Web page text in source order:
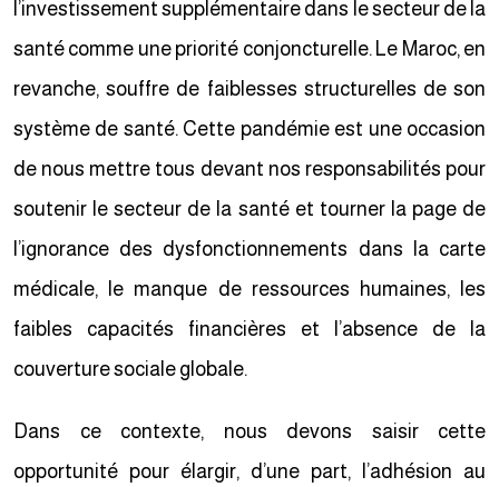
l’investissement supplémentaire dans le secteur de la
santé comme une priorité conjoncturelle. Le Maroc, en
revanche, souffre de faiblesses structurelles de son
système de santé. Cette pandémie est une occasion
de nous mettre tous devant nos responsabilités pour
soutenir le secteur de la santé et tourner la page de
l’ignorance des dysfonctionnements dans la carte
médicale, le manque de ressources humaines, les
faibles capacités financières et l’absence de la
couverture sociale globale.
Dans ce contexte, nous devons saisir cette
opportunité pour élargir, d’une part, l’adhésion au